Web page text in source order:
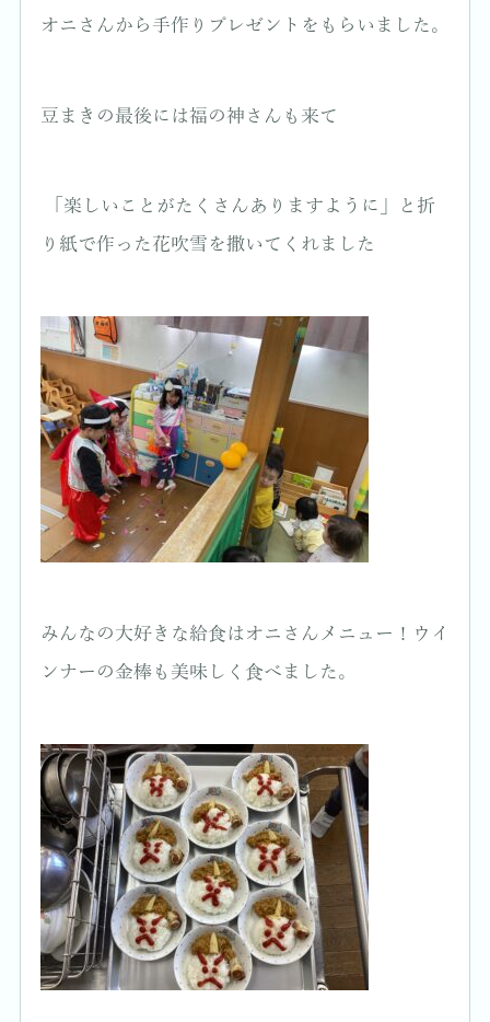
オニさんから手作りプレゼントをもらいました。
豆まきの最後には福の神さんも来て
「楽しいことがたくさんありますように」と折
り紙で作った花吹雪を撒いてくれました
みんなの大好きな給食はオニさんメニュー！ウイ
ンナーの金棒も美味しく食べました。